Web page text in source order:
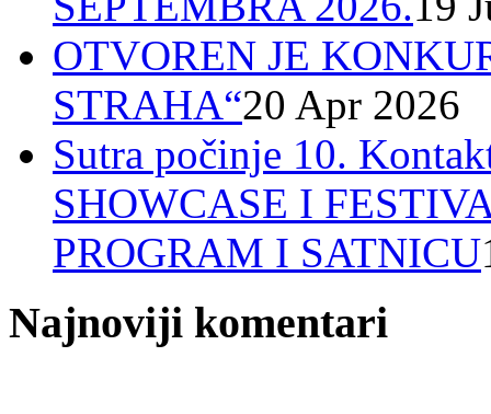
OTVOREN JE
STRAHA“20 Apr 2026
Sutra počinje 10.
SHOWCASE I
PROGRAM I SATNICU
Najnoviji komentari